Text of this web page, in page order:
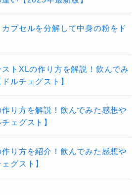
カプセルを分解して中身の粉をド
トXLの作り方を解説！飲んでみ
ルチェグスト】
り方を解説！飲んでみた感想や
ェグスト】
り方を紹介！飲んでみた感想や
グスト】